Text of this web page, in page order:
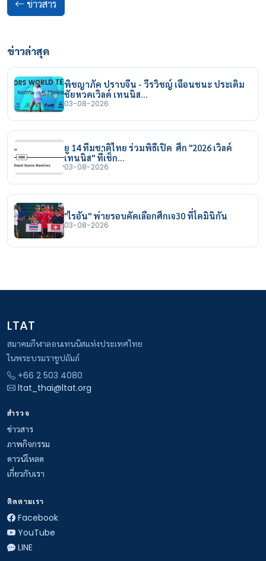
ข่าวสาร
ข่าวล่าสุด
พิชญาภัค ปราบจีน - วีรวิชญ์ เฉือนชนะ ประเดิม
ชัยหวดเวิลด์ เทนนิส…
03-08-2026
ยู 14 ทีมชาติไทย ร่วมพิธีเปิด ศึก "2026 เวิลด์
เทนนิส" ที่เช็ก…
03-08-2026
"ไรอัน" พ่ายรอบคัดเลือกศึกเจ30 ที่โดมินิกัน
03-08-2026
LTAT
สมาคมกีฬาลอนเทนนิสแห่งประเทศไทย
ในพระบรมราชูปถัมภ์
+66 2 503 4080
ltat_thai@ltat.org
สำรวจ
ข่าวสาร
ภาพกิจกรรม
ดาวน์โหลด
เกี่ยวกับเรา
ติดตามเรา
Facebook
YouTube
LINE